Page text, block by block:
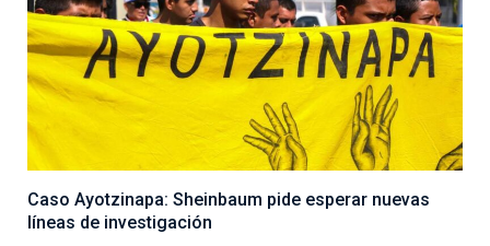
Caso Ayotzinapa: Sheinbaum pide esperar nuevas
líneas de investigación